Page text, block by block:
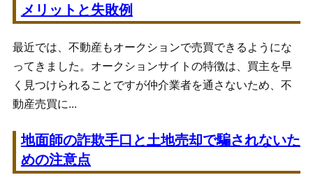
メリットと失敗例
最近では、不動産もオークションで売買できるようにな
ってきました。オークションサイトの特徴は、買主を早
く見つけられることですが仲介業者を通さないため、不
動産売買に...
地面師の詐欺手口と土地売却で騙されないた
めの注意点